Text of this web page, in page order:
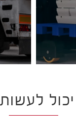
לעשות